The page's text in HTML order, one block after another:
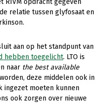
RIVM opdracht gegeven
relatie tussen glyfosaat en
aan op het standpunt van
hebben toegelicht. LTO is
naar the best available
deze middelen ook in
ingezet moeten kunnen
ook zorgen over nieuwe